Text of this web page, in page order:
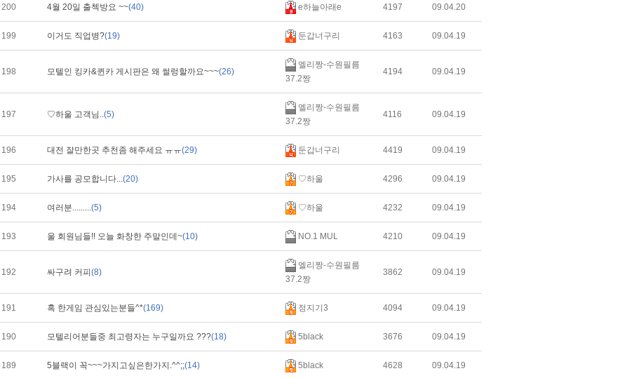
200 4월 20일 출첵방요 ~~(40) e하늘아래e 4197 09.04.20
199 이거도 직업병?(19) 둔갑너구리 4163 09.04.19
198 모텔인 킹카&퀸카 게시판은 왜 썰렁할까요~~~(26)
엘리짱-수원필름
37.2짱
4194 09.04.19
197 ♡하울 고객님..(5)
엘리짱-수원필름
37.2짱
4116 09.04.19
196 대전 잘만한곳 추천좀 해주세요 ㅠㅠ(29) 둔갑너구리 4419 09.04.19
195 가사를 공모합니다...(20) ♡하울 4296 09.04.19
194 여러분.........(5) ♡하울 4232 09.04.19
193 울 회원님들!! 오늘 화창한 주말인데~(10) NO.1 MUL 4210 09.04.19
192 싸구려 커피 (8)
엘리짱-수원필름
37.2짱
3862 09.04.19
191 혹 한게임 관심있는분들^*(169) 정지기3 4094 09.04.19
190 모텔리어분들중 최고령자는 누구일까요 ???(18) 5black 3676 09.04.19
189 5블랙이 꼭~~~가지고싶은한가지.^^;;(14) 5black 4628 09.04.19